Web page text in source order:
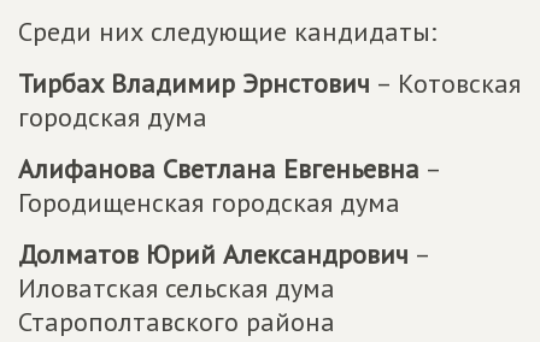
Среди них следующие кандидаты:
Тирбах Владимир Эрнстович – Котовская
городская дума
Алифанова Светлана Евгеньевна –
Городищенская городская дума
Долматов Юрий Александрович –
Иловатская сельская дума
Старополтавского района